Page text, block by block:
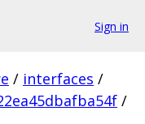
Sign in
/ interfaces /
/